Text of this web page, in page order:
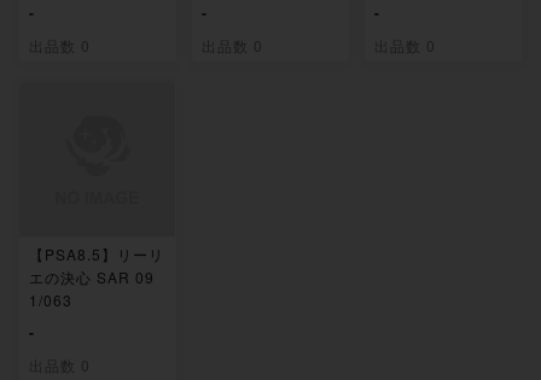
-
出品数 0
-
出品数 0
-
出品数 0
【PSA8.5】リーリ
エの決心 SAR 09
1/063
-
出品数 0